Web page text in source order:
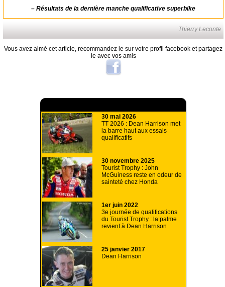
– Résultats de la dernière manche qualificative superbike
Thierry Leconte
Vous avez aimé cet article, recommandez le sur votre profil facebook et partagez
le avec vos amis
30 mai 2026
TT 2026 : Dean Harrison met
la barre haut aux essais
qualificatifs
30 novembre 2025
Tourist Trophy : John
McGuiness reste en odeur de
sainteté chez Honda
1er juin 2022
3e journée de qualifications
du Tourist Trophy : la palme
revient à Dean Harrison
25 janvier 2017
Dean Harrison